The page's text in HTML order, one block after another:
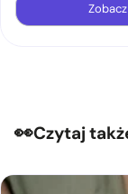
Zobacz
Czytaj